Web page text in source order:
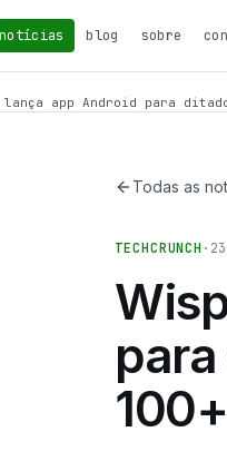
notícias blog sobre
lança app Android para
Todas as
TECHCRUNCH ·